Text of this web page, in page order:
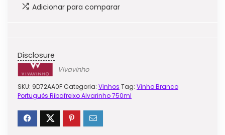
Adicionar para comparar
Disclosure
Vivavinho
SKU: 9D72AA0F Categoria: Vinhos Tag: Vinho Branco
Português Ribafreixo Alvarinho 750ml